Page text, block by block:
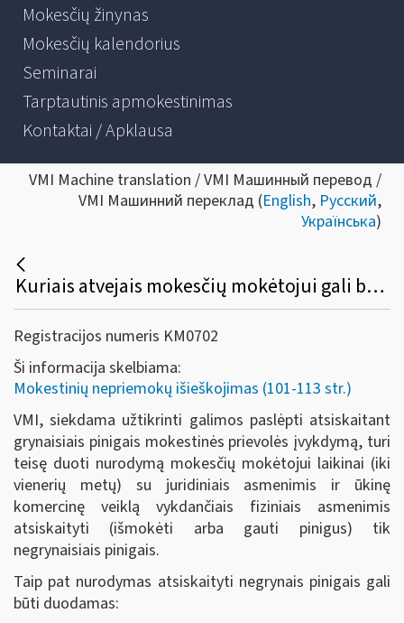
Mokesčių žinynas
Mokesčių kalendorius
Seminarai
Tarptautinis apmokestinimas
Kontaktai / Apklausa
VMI Machine translation / VMI Машинный перевод /
VMI Машинний переклад (English, Русский,
Українська)
Kuriais atvejais mokesčių mokėtojui gali būti duotas nurodymas atsiskaityti negrynaisiais pinigais?
Registracijos numeris KM0702
Ši informacija skelbiama:
Mokestinių nepriemokų išieškojimas (101-113 str.)
VMI, siekdama užtikrinti galimos paslėpti atsiskaitant
grynaisiais pinigais mokestinės prievolės įvykdymą, turi
teisę duoti nurodymą mokesčių mokėtojui laikinai (iki
vienerių metų) su juridiniais asmenimis ir ūkinę
komercinę veiklą vykdančiais fiziniais asmenimis
atsiskaityti (išmokėti arba gauti pinigus) tik
negrynaisiais pinigais.
Taip pat nurodymas atsiskaityti negrynais pinigais gali
būti duodamas: